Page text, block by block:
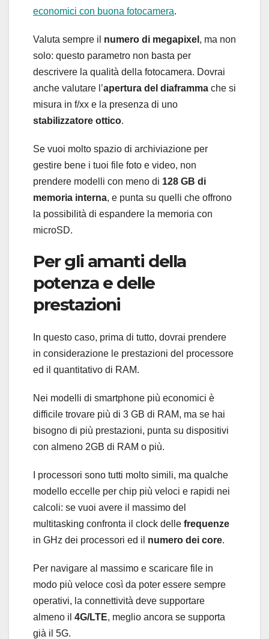
economici con buona fotocamera.
Valuta sempre il numero di megapixel , ma non
solo: questo parametro non basta per
descrivere la qualità della fotocamera. Dovrai
anche valutare l’apertura del diaframma che si
misura in f/xx e la presenza di uno
stabilizzatore ottico.
Se vuoi molto spazio di archiviazione per
gestire bene i tuoi file foto e video, non
prendere modelli con meno di 128 GB di
memoria interna, e punta su quelli che offrono
la possibilità di espandere la memoria con
microSD.
Per gli amanti della
potenza e delle
prestazioni
In questo caso, prima di tutto, dovrai prendere
in considerazione le prestazioni del processore
ed il quantitativo di RAM.
Nei modelli di smartphone più economici è
difficile trovare più di 3 GB di RAM, ma se hai
bisogno di più prestazioni, punta su dispositivi
con almeno 2GB di RAM o più.
I processori sono tutti molto simili, ma qualche
modello eccelle per chip più veloci e rapidi nei
calcoli: se vuoi avere il massimo del
multitasking confronta il clock delle frequenze
in GHz dei processori ed il numero dei core.
Per navigare al massimo e scaricare file in
modo più veloce così da poter essere sempre
operativi, la connettività deve supportare
almeno il 4G/LTE, meglio ancora se supporta
già il 5G.